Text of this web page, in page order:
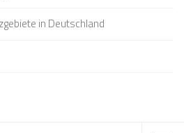
in Deutschland